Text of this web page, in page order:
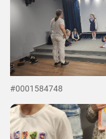
#0001584748